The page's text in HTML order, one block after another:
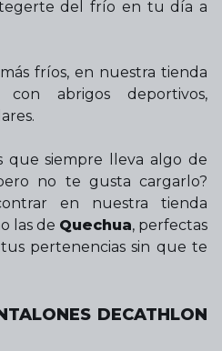
del frío en tu día a
fríos, en nuestra tienda
con abrigos deportivos,
que siempre lleva algo de
no te gusta cargarlo?
en nuestra tienda
las de Quechua, perfectas
pertenencias sin que te
DECATHLON